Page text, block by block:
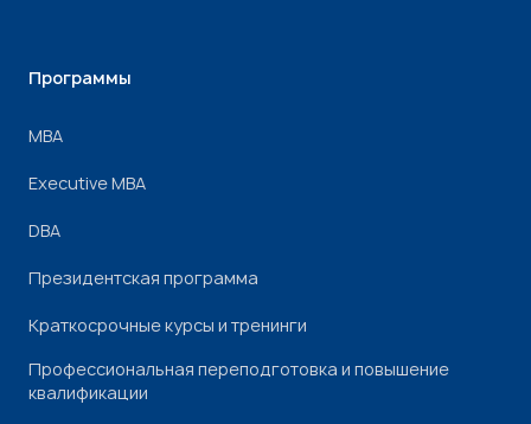
Программы
МВА
Executive MBA
DBA
Президентская программа
Краткосрочные курсы и тренинги
Профессиональная переподготовка и повышение
квалификации